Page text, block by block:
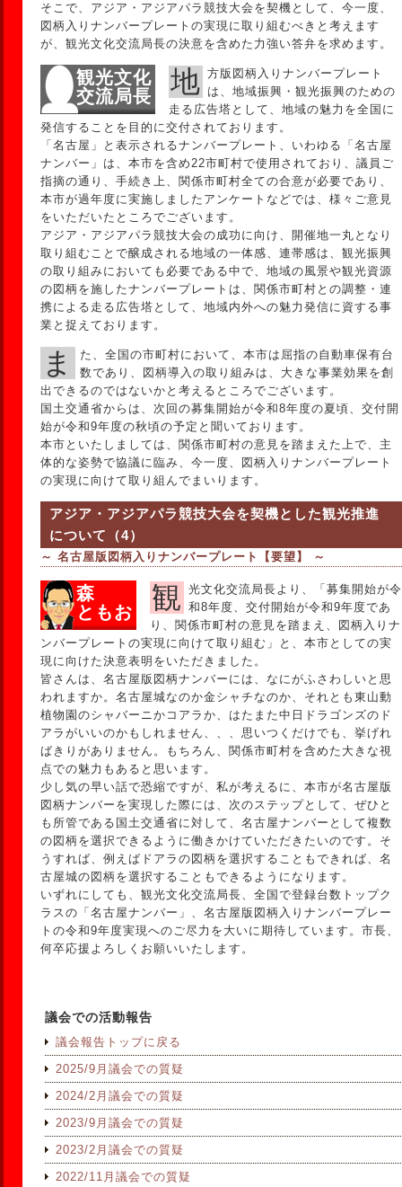
そこで、アジア・アジアパラ競技大会を契機として、今一度、
図柄入りナンバープレートの実現に取り組むべきと考えます
が、観光文化交流局長の決意を含めた力強い答弁を求めます。
観光文化
交流局長
地方版図柄入りナンバープレート は、地域振興・観光振興のための
走る広告塔として、地域の魅力を全国に
発信することを目的に交付されております。
「名古屋」と表示されるナンバープレート、いわゆる「名古屋
ナンバー」は、本市を含め22市町村で使用されており、議員ご
指摘の通り、手続き上、関係市町村全ての合意が必要であり、
本市が過年度に実施しましたアンケートなどでは、様々ご意見
をいただいたところでございます。
アジア・アジアパラ競技大会の成功に向け、開催地一丸となり
取り組むことで醸成される地域の一体感、連帯感は、観光振興
の取り組みにおいても必要である中で、地域の風景や観光資源
の図柄を施したナンバープレートは、関係市町村との調整・連
携による走る広告塔として、地域内外への魅力発信に資する事
業と捉えております。
また、全国の市町村において、本市は屈指の自動車保有台
数であり、図柄導入の取り組みは、大きな事業効果を創
出できるのではないかと考えるところでございます。
国土交通省からは、次回の募集開始が令和8年度の夏頃、交付開
始が令和9年度の秋頃の予定と聞いております。
本市といたしましては、関係市町村の意見を踏まえた上で、主
体的な姿勢で協議に臨み、今一度、図柄入りナンバープレート
の実現に向けて取り組んでまいります。
アジア・アジアパラ競技大会を契機とした観光推進
について（4）
～ 名古屋版図柄入りナンバープレート【要望】 ～
森
ともお
観光文化交流局長より、「募集開始が令 和8年度、交付開始が令和9年度であ
り、関係市町村の意見を踏まえ、図柄入りナ
ンバープレートの実現に向けて取り組む」と、本市としての実
現に向けた決意表明をいただきました。
皆さんは、名古屋版図柄ナンバーには、なにがふさわしいと思
われますか。名古屋城なのか金シャチなのか、それとも東山動
植物園のシャバーニかコアラか、はたまた中日ドラゴンズのド
アラがいいのかもしれません、、、思いつくだけでも、挙げれ
ばきりがありません。もちろん、関係市町村を含めた大きな視
点での魅力もあると思います。
少し気の早い話で恐縮ですが、私が考えるに、本市が名古屋版
図柄ナンバーを実現した際には、次のステップとして、ぜひと
も所管である国土交通省に対して、名古屋ナンバーとして複数
の図柄を選択できるように働きかけていただきたいのです。そ
うすれば、例えばドアラの図柄を選択することもできれば、名
古屋城の図柄を選択することもできるようになります。
いずれにしても、観光文化交流局長、全国で登録台数トップク
ラスの「名古屋ナンバー」、名古屋版図柄入りナンバープレー
トの令和9年度実現へのご尽力を大いに期待しています。市長、
何卒応援よろしくお願いいたします。
議会での活動報告
議会報告トップに戻る
2025/9月議会での質疑
2024/2月議会での質疑
2023/9月議会での質疑
2023/2月議会での質疑
2022/11月議会での質疑